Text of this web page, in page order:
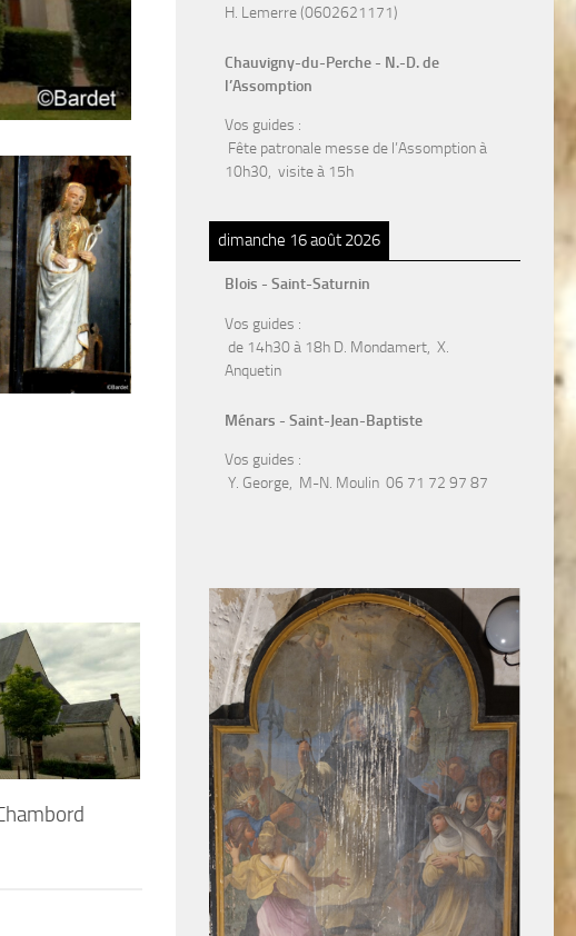
H. Lemerre (0602621171)
Chauvigny-du-Perche - N.-D. de
l’Assomption
Vos guides :
Fête patronale messe de l’Assomption à
10h30, visite à 15h
dimanche 16 août 2026
Blois - Saint-Saturnin
Vos guides :
de 14h30 à 18h D. Mondamert, X.
Anquetin
Ménars - Saint-Jean-Baptiste
Vos guides :
Y. George, M-N. Moulin 06 71 72 97 87